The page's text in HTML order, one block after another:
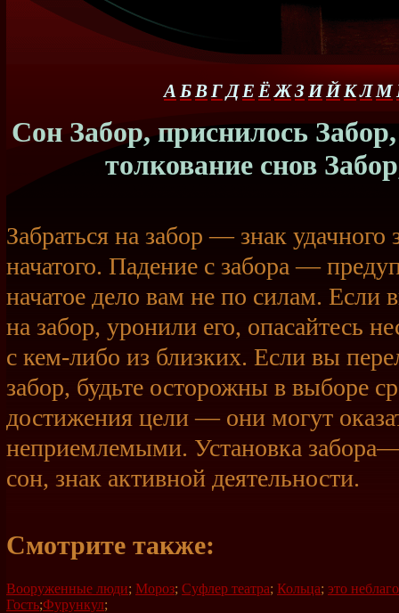
А БВГДЕ Ё ЖЗ ИЙКЛМ
Сон Забор, приснилось
толкование снов
Забраться на забор — знак удачного
начатого. Падение с забора —
начатое дело вам не по силам. Если
на забор, уронили его, опасайтесь
с кем-либо из близких. Если вы
забор, будьте осторожны в выборе
достижения цели — они могут
неприемлемыми. Установка
сон, знак активной деятельности.
Смотрите также:
Вооруженные люди; Мороз; Суфлер театра; Кольца; это
Гость;Фурункул;